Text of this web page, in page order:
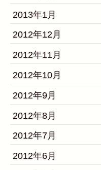
2013年1月
2012年12月
2012年11月
2012年10月
2012年9月
2012年8月
2012年7月
2012年6月